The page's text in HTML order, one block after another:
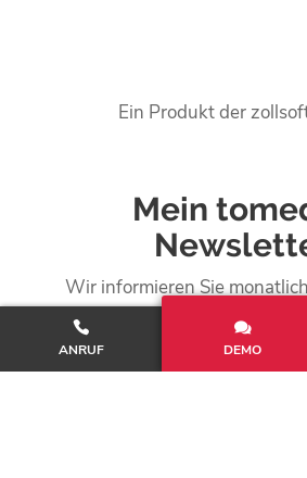
Ein Produkt der
Mein
Wir informieren Sie
medizin- und
Themen sowie neue
ANRUF DEMO